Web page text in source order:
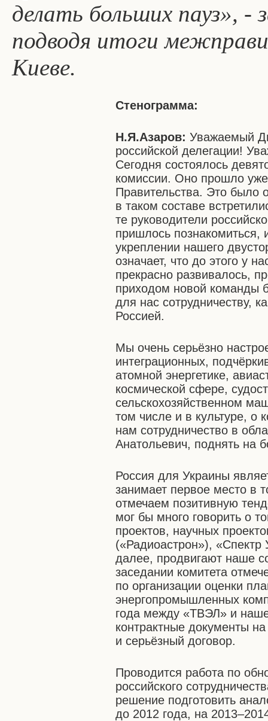
делать больших пауз», -
подводя итоги
Киеве.
Стенограмма:
Н.Я.Азаров: Уважаемый
российской делегации!
Сегодня состоялось
комиссии. Оно прошло
Правительства. Это было
в таком составе
те руководители
пришлось познакомиться,
укреплении нашего
означает, что до этого у
прекрасно развивалось,
приходом новой команды
для нас сотрудничеству,
Россией.
Мы очень серьёзно
интеграционных,
атомной энергетике,
космической сфере,
сельскохозяйственном
том числе и в культуре, о
нам сотрудничество в
Анатольевич, поднять на
Россия для Украины
занимает первое место в
отмечаем позитивную
мог бы много говорить о
проектов, научных
(«Радиоастрон»),
далее, продвигают наше
заседании комитета
по организации оценки
энергопромышленных
года между «ТВЭЛ» и
контрактные документы
и серьёзный договор.
Проводится работа по
российского
решение подготовить
до 2012 года, на